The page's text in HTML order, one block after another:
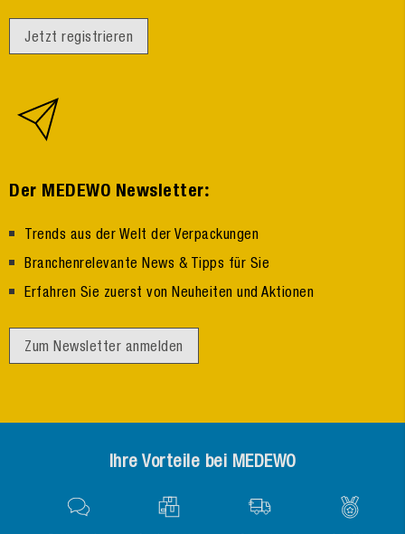
Jetzt registrieren
Der MEDEWO Newsletter:
Trends aus der Welt der Verpackungen
Branchenrelevante News & Tipps für Sie
Erfahren Sie zuerst von Neuheiten und Aktionen
Zum Newsletter anmelden
Ihre Vorteile bei MEDEWO